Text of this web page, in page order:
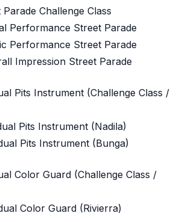
Challenge Class
Performance Street Parade
Performance Street Parade
Impression Street Parade
Pits Instrument (Challenge Class /
Pits Instrument (Nadila)
Pits Instrument (Bunga)
Color Guard (Challenge Class /
Color Guard (Rivierra)